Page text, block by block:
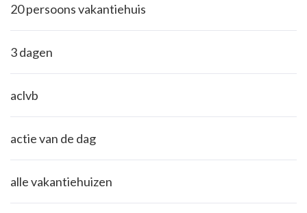
20 persoons vakantiehuis
3 dagen
aclvb
actie van de dag
alle vakantiehuizen